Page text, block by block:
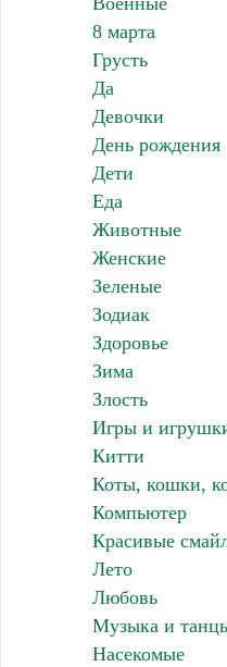
8 марта
Грусть
Да
Девочки
День рождения
Дети
Еда
Животные
Женские
Зеленые
Зодиак
Здоровье
Зима
Злость
Игры и
Китти
Коты, кошки,
Компьютер
Красивые
Лето
Любовь
Музыка и
Насекомые